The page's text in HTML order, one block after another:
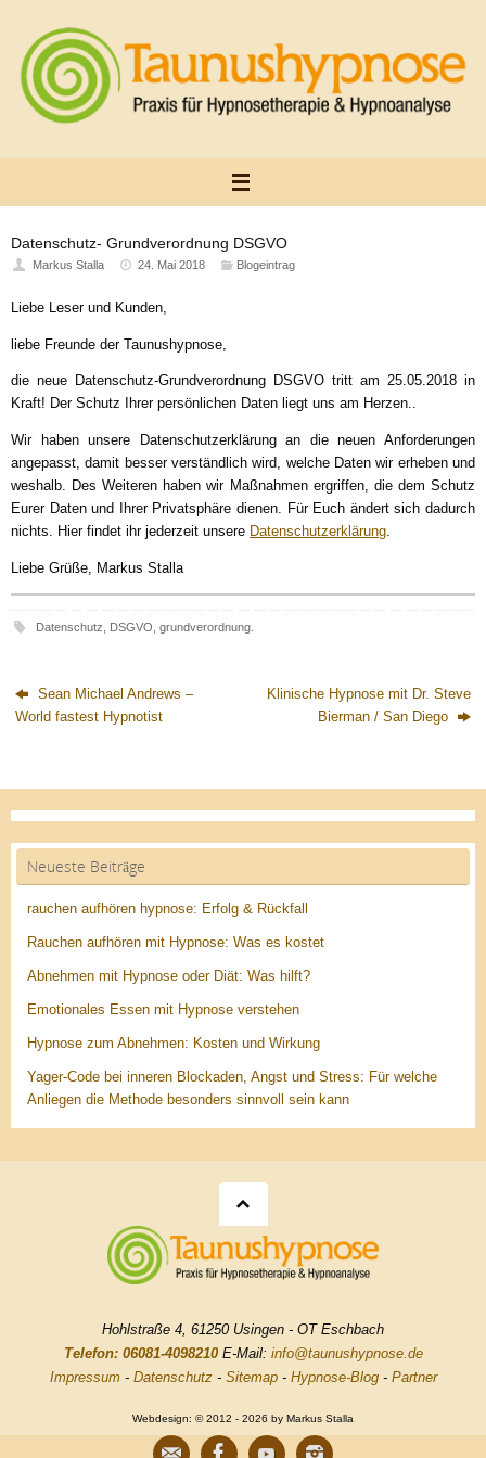
springen
Datenschutz- Grundverordnung DSGVO
Markus Stalla 24. Mai 2018 Blogeintrag
Liebe Leser und Kunden,
liebe Freunde der Taunushypnose,
die neue Datenschutz-Grundverordnung DSGVO tritt am 25.05.2018 in
Kraft! Der Schutz Ihrer persönlichen Daten liegt uns am Herzen..
Wir haben unsere Datenschutzerklärung an die neuen Anforderungen
angepasst, damit besser verständlich wird, welche Daten wir erheben und
weshalb. Des Weiteren haben wir Maßnahmen ergriffen, die dem Schutz
Eurer Daten und Ihrer Privatsphäre dienen. Für Euch ändert sich dadurch
nichts. Hier findet ihr jederzeit unsere Datenschutzerklärung.
Liebe Grüße, Markus Stalla
Datenschutz, DSGVO, grundverordnung.
Sean Michael Andrews –
World fastest Hypnotist
Klinische Hypnose mit Dr. Steve
Bierman / San Diego
Neueste Beiträge
rauchen aufhören hypnose: Erfolg & Rückfall
Rauchen aufhören mit Hypnose: Was es kostet
Abnehmen mit Hypnose oder Diät: Was hilft?
Emotionales Essen mit Hypnose verstehen
Hypnose zum Abnehmen: Kosten und Wirkung
Yager-Code bei inneren Blockaden, Angst und Stress: Für welche
Anliegen die Methode besonders sinnvoll sein kann
Hohlstraße 4, 61250 Usingen - OT Eschbach
Telefon: 06081-4098210E-Mail: info@taunushypnose.de
Impressum- Datenschutz- Sitemap- Hypnose-Blog- Partner
Webdesign: © 2012 - 2026 by Markus Stalla